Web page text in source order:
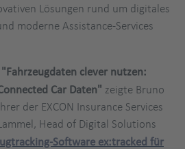
Lösungen rund um digitales
moderne Assistance-Services
"Fahrzeugdaten clever nutzen:
Car Daten" zeigte Bruno
der EXCON Insurance Services
Head of Digital Solutions
Software ex:tracked für